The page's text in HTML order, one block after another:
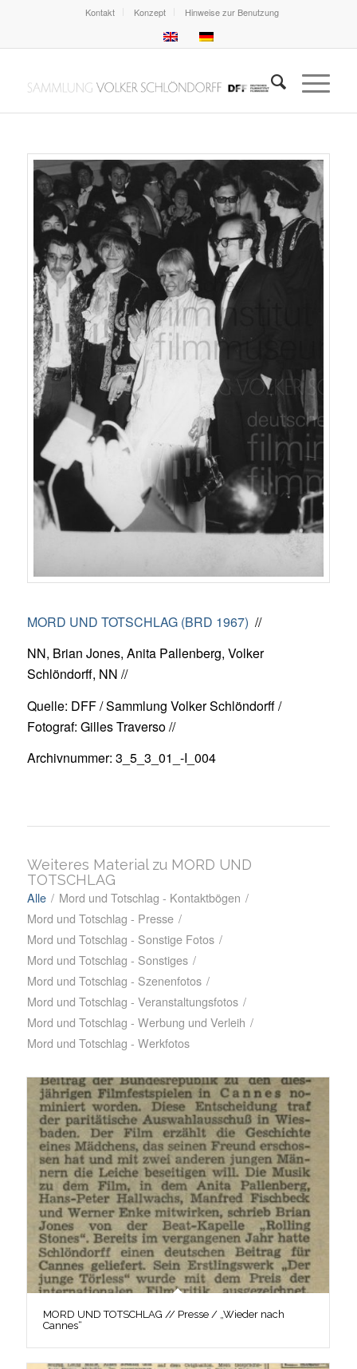
Kontakt Konzept Hinweise zur Benutzung
MORD UND TOTSCHLAG (BRD 1967) //
NN, Brian Jones, Anita Pallenberg, Volker
Schlöndorff, NN //
Quelle: DFF / Sammlung Volker Schlöndorff /
Fotograf: Gilles Traverso //
Archivnummer: 3_5_3_01_-I_004
Weiteres Material zu MORD UND
TOTSCHLAG
Alle / Mord und Totschlag - Kontaktbögen /
Mord und Totschlag - Presse /
Mord und Totschlag - Sonstige Fotos /
Mord und Totschlag - Sonstiges /
Mord und Totschlag - Szenenfotos /
Mord und Totschlag - Veranstaltungsfotos /
Mord und Totschlag - Werbung und Verleih /
Mord und Totschlag - Werkfotos
MORD UND TOTSCHLAG // Presse / „Wieder nach
Cannes“